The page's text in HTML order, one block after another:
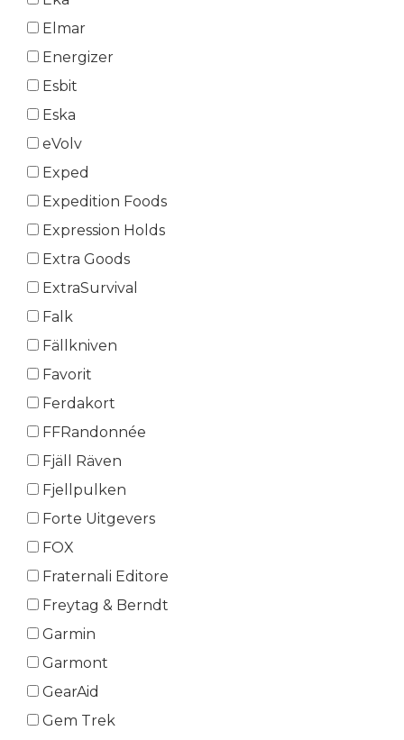
Elmar
Energizer
Esbit
Eska
eVolv
Exped
Expedition Foods
Expression Holds
Extra Goods
ExtraSurvival
Falk
Fällkniven
Favorit
Ferdakort
FFRandonnée
Fjäll Räven
Fjellpulken
Forte Uitgevers
FOX
Fraternali Editore
Freytag & Berndt
Garmin
Garmont
GearAid
Gem Trek